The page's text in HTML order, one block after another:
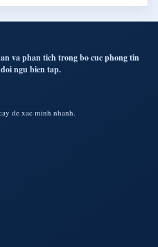
va phan tich trong bo cuc phong tin
ngu bien tap.
de xac minh nhanh.